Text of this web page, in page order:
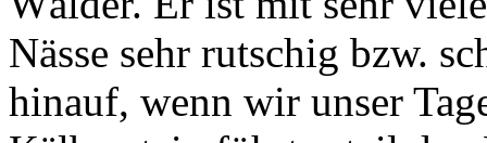
Nässe sehr rutschig bzw.
hinauf, wenn wir unser